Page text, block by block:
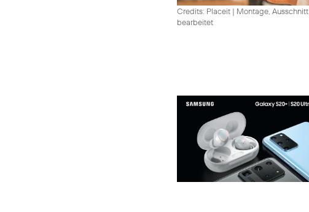
Credits: Placeit | Montage, Ausschnitt
bearbeitet